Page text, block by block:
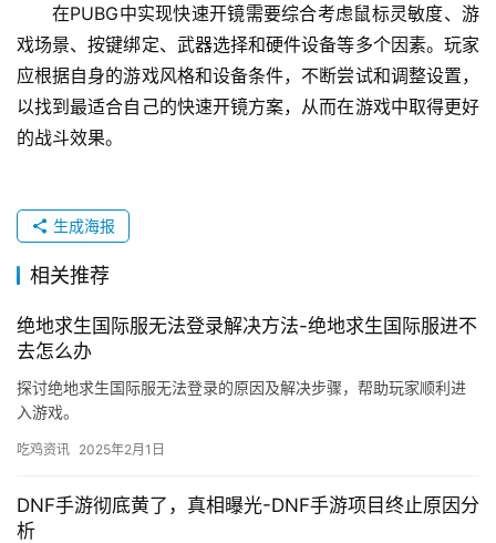
在PUBG中实现快速开镜需要综合考虑鼠标灵敏度、游
戏场景、按键绑定、武器选择和硬件设备等多个因素。玩家
应根据自身的游戏风格和设备条件，不断尝试和调整设置，
以找到最适合自己的快速开镜方案，从而在游戏中取得更好
的战斗效果。
生成海报
相关推荐
绝地求生国际服无法登录解决方法-绝地求生国际服进不
去怎么办
探讨绝地求生国际服无法登录的原因及解决步骤，帮助玩家顺利进
入游戏。
吃鸡资讯 2025年2月1日
DNF手游彻底黄了，真相曝光-DNF手游项目终止原因分
析